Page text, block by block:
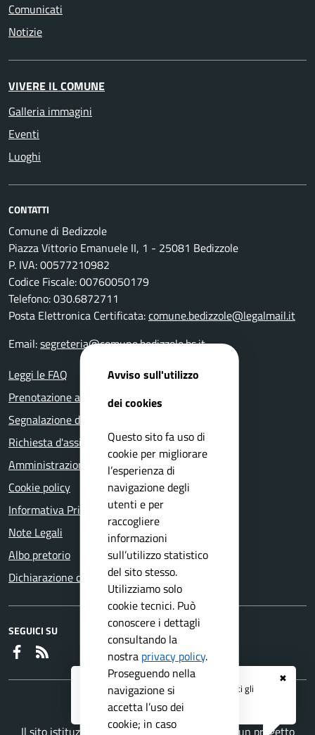
✖
Registrati ai servizi APP IO
e ricevi tutti gli
aggiornamenti dall'Ente
Comunicati
Notizie
VIVERE IL COMUNE
Galleria immagini
Eventi
Luoghi
CONTATTI
Comune di Bedizzole
Piazza Vittorio Emanuele II, 1 - 25081 Bedizzole
P. IVA: 00577210982
Codice Fiscale: 00760050179
Telefono: 030.6872711
Posta Elettronica Certificata:comune.bedizzole@legalmail.it
Email:segreteria@comune.bedizzole.bs.it
Leggi le FAQ
Prenotazione appuntamento
Segnalazione disservizio
Richiesta d'assistenza
Amministrazione trasparente
Cookie policy
Informativa Privacy
Note Legali
Albo pretorio
Dichiarazione di accessibilità
SEGUICI SU
Faceboook
Il sito istituzionale del Comune di Bedizzole è un progetto
Avviso sull'utilizzo
dei cookies
Questo sito fa uso di
cookie per migliorare
l’esperienza di
navigazione degli
utenti e per
raccogliere
informazioni
sull’utilizzo statistico
del sito stesso.
Utilizziamo solo
cookie tecnici. Può
conoscere i dettagli
consultando la
nostra privacy policy.
Proseguendo nella
navigazione si
accetta l’uso dei
cookie; in caso